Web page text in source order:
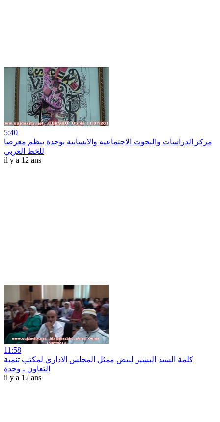
5:40
مركز الدراسات والبحوث الاجتماعية والانسانية بوجدة ينظم معرضا
للخط العربي
il y a 12 ans
11:58
كلمة السيد البشير لبيض ممثل المجلس الاداري لمكتب تنمية
التعاون ـ وجدة
il y a 12 ans